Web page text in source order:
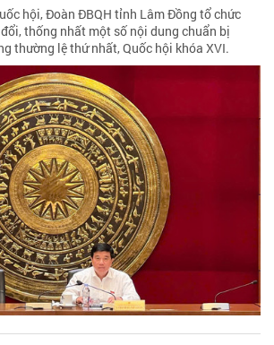
hội, Đoàn ĐBQH tỉnh Lâm Đồng tổ chức
thống nhất một số nội dung chuẩn bị
thường lệ thứ nhất, Quốc hội khóa XVI.